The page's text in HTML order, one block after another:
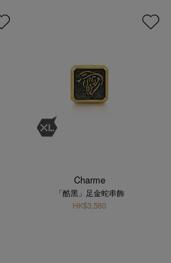
Charme
「酷黑」足金蛇串飾
HK$3,580